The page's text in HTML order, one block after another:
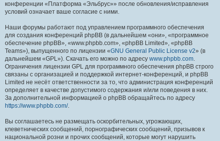
конференции «Платформа «Эльбрус»» после обновления/исправления
условий означает ваше согласие с ними.
Наши форумы работают под управлением программного обеспечения
для создания конференций phpBB (в дальнейшем «они», «программное
обеспечение phpBB», «www.phpbb.com», «phpBB Limited», «phpBB
Teams»), выпущенного по лицензии «GNU General Public License v2» (в
дальнейшем «GPL»). Скачать его можно по адресу www.phpbb.com.
Ограничения лицензии GPL для программного обеспечения phpBB строго
связаны с организацией и поддержкой интернет-конференций, и phpBB
Limited не несёт ответственности за то, что администрация конференций
определяет в качестве допустимого содержания и/или поведения в них.
За дополнительной информацией о phpBB обращайтесь по адресу
https://www.phpbb.com/.
Вы соглашаетесь не размещать оскорбительных, угрожающих,
клеветнических сообщений, порнографических сообщений, призывов к
национальной розни и прочих сообщений, которые могут нарушить